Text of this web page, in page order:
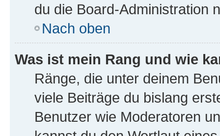
du die Board-Administration
Nach oben
Was ist mein Rang und wie
Ränge, die unter deinem
viele Beiträge du bislang
Benutzer wie Moderatoren